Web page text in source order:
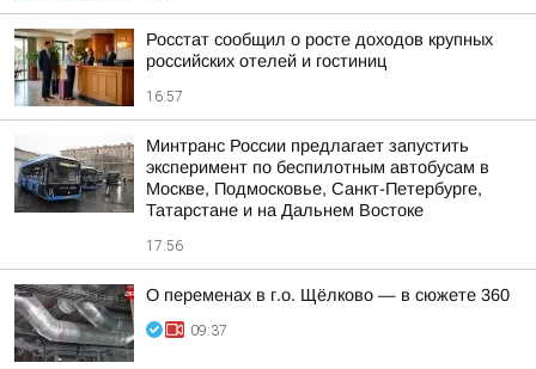
Росстат сообщил о росте доходов крупных
российских отелей и гостиниц
16:57
Минтранс России предлагает запустить
эксперимент по беспилотным автобусам в
Москве, Подмосковье, Санкт-Петербурге,
Татарстане и на Дальнем Востоке
17:56
О переменах в г.о. Щёлково — в сюжете 360
09:37